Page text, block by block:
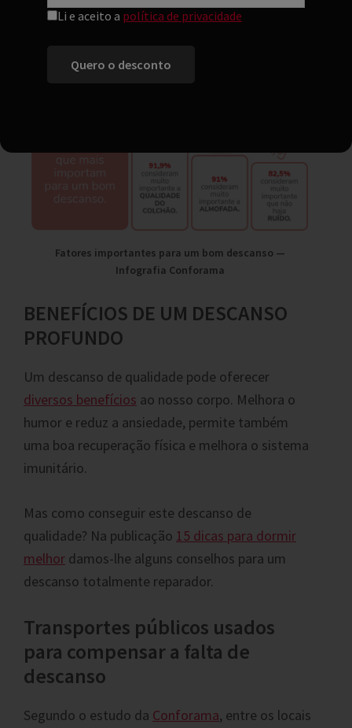
91 % consideram aalmofadamuito
Mais de 82 % referem a
Fatores importantes para um bom descanso —
Infografia Conforama
BENEFÍCIOS DE UM DESCANSO
PROFUNDO
Um descanso de qualidade pode oferecer
diversos benefícios ao nosso corpo. Melhora o
humor e reduz a ansiedade, permite também
uma boa recuperação física e melhora o sistema
imunitário.
Mas como conseguir este descanso de
qualidade? Na publicação 15 dicas para dormir
melhor damos-lhe alguns conselhos para um
descanso totalmente reparador.
Transportes públicos usados
para compensar a falta de
descanso
Segundo o estudo da Conforama, entre os locais
Li e aceito a política de privacidade